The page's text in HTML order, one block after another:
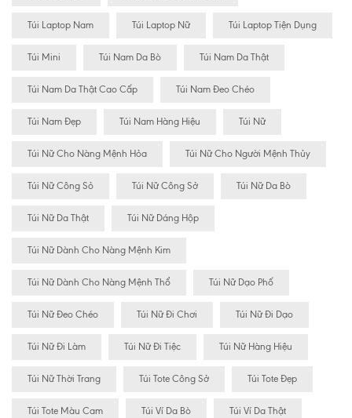
Túi Laptop Nam Túi Laptop Nữ Túi Laptop Tiện Dụng
Túi Mini Túi Nam Da Bò Túi Nam Da Thật
Túi Nam Da Thật Cao Cấp Túi Nam Đeo Chéo
Túi Nam Đẹp Túi Nam Hàng Hiệu Túi Nữ
Túi Nữ Cho Nàng Mệnh Hỏa Túi Nữ Cho Người Mệnh Thủy
Túi Nữ Công Sỏ Túi Nữ Công Sở Túi Nữ Da Bò
Túi Nữ Da Thật Túi Nữ Dáng Hộp
Túi Nữ Dành Cho Nàng Mệnh Kim
Túi Nữ Dành Cho Nàng Mệnh Thổ Túi Nữ Dạo Phố
Túi Nữ Đeo Chéo Túi Nữ Đi Chơi Túi Nữ Đi Dạo
Túi Nữ Đi Làm Túi Nữ Đi Tiệc Túi Nữ Hàng Hiệu
Túi Nữ Thời Trang Túi Tote Công Sở Túi Tote Đẹp
Túi Tote Màu Cam Túi Ví Da Bò Túi Ví Da Thật